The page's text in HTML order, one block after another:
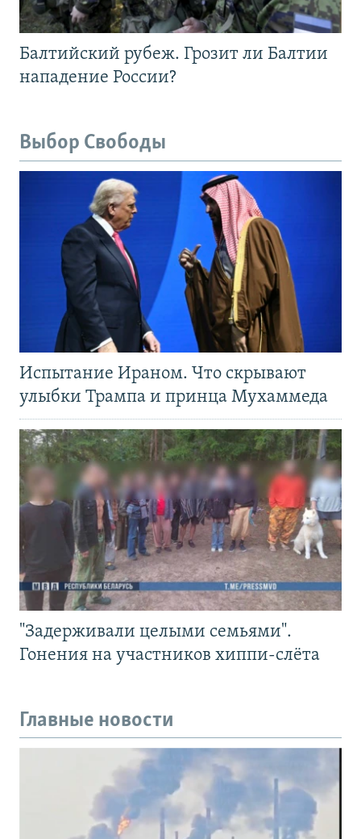
Балтийский рубеж. Грозит ли Балтии
нападение России?
Выбор Свободы
Испытание Ираном. Что скрывают
улыбки Трампа и принца Мухаммеда
"Задерживали целыми семьями".
Гонения на участников хиппи-слёта
Главные новости